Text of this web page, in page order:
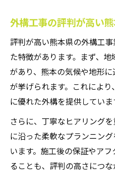
外構工事の評判が高い
評判が高い熊本県の外構工
た特徴があります。まず、
があり、熊本の気候や地形
が挙げられます。これによ
に優れた外構を提供していま
さらに、丁寧なヒアリング
に沿った柔軟なプランニン
います。施工後の保証やア
ることも、評判の高さにつな